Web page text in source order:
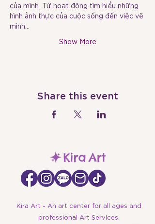
của mình. Từ hoạt động tìm hiểu những
hình ảnh thực của cuộc sống đến việc vẽ
minh…
Show More
Share this event
Kira Art - An art center for all ages and
professional Art Services.